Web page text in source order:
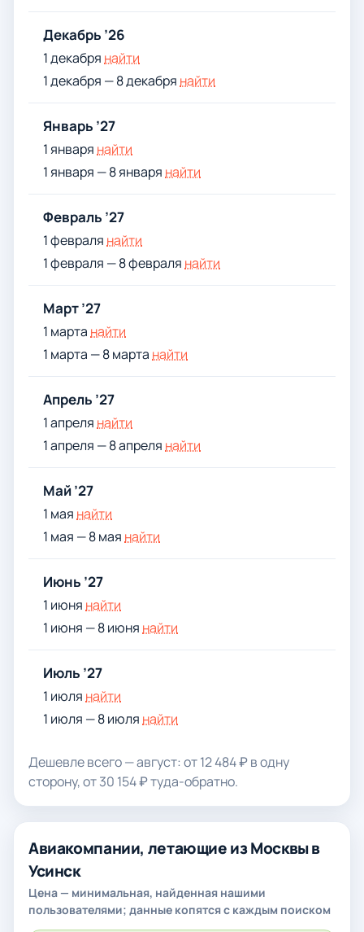
Декабрь ’26
1 декабря найти
1 декабря — 8 декабря найти
Январь ’27
1 января найти
1 января — 8 января найти
Февраль ’27
1 февраля найти
1 февраля — 8 февраля найти
Март ’27
1 марта найти
1 марта — 8 марта найти
Апрель ’27
1 апреля найти
1 апреля — 8 апреля найти
Май ’27
1 мая найти
1 мая — 8 мая найти
Июнь ’27
1 июня найти
1 июня — 8 июня найти
Июль ’27
1 июля найти
1 июля — 8 июля найти
Дешевле всего — август: от 12 484 ₽ в одну
сторону, от 30 154 ₽ туда-обратно.
Авиакомпании, летающие из Москвы в
Усинск
Цена — минимальная, найденная нашими
пользователями; данные копятся с каждым поиском